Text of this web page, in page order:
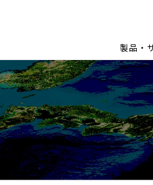
製品・